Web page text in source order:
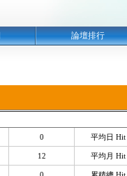
論壇排行
0 平均日 Hit
12 平均月 Hit